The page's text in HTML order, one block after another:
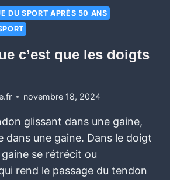
DU SPORT APRÈS 50 ANS
c’est que les doigts
novembre 18, 2024
glissant dans une gaine,
dans une gaine. Dans le doigt
se rétrécit ou
rend le passage du tendon